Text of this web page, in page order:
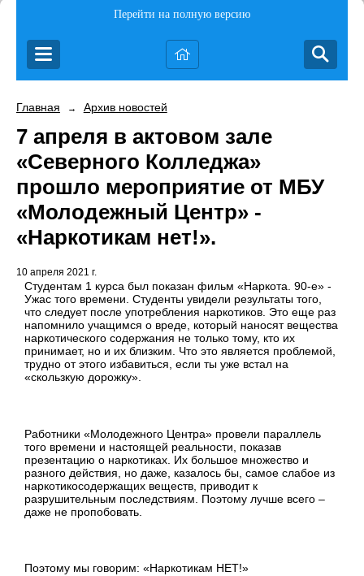
Перейти на полную версию
Главная → Архив новостей
7 апреля в актовом зале
«Северного Колледжа»
прошло мероприятие от МБУ
«Молодежный Центр» -
«Наркотикам нет!».
10 апреля 2021 г.
Студентам 1 курса был показан фильм «Наркота. 90-е» -
Ужас того времени. Студенты увидели результаты того,
что следует после употребления наркотиков. Это еще раз
напомнило учащимся о вреде, который наносят вещества
наркотического содержания не только тому, кто их
принимает, но и их близким. Что это является проблемой,
трудно от этого избавиться, если ты уже встал на
«скользкую дорожку».
Работники «Молодежного Центра» провели параллель
того времени и настоящей реальности, показав
презентацию о наркотиках. Их большое множество и
разного действия, но даже, казалось бы, самое слабое из
наркотикосодержащих веществ, приводит к
разрушительным последствиям. Поэтому лучше всего –
даже не пропобовать.
Поэтому мы говорим: «Наркотикам НЕТ!»